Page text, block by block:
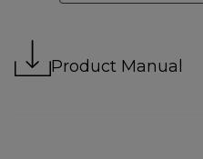
Product Manual